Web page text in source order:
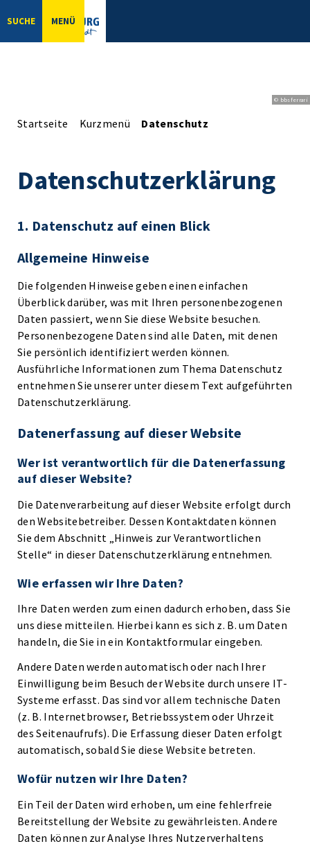
SUCHE MENÜ
© bbsferrari
Startseite Kurzmenü Datenschutz
Datenschutzerklärung
1. Datenschutz auf einen Blick
Allgemeine Hinweise
Die folgenden Hinweise geben einen einfachen
Überblick darüber, was mit Ihren personenbezogenen
Daten passiert, wenn Sie diese Website besuchen.
Personenbezogene Daten sind alle Daten, mit denen
Sie persönlich identifiziert werden können.
Ausführliche Informationen zum Thema Datenschutz
entnehmen Sie unserer unter diesem Text aufgeführten
Datenschutzerklärung.
Datenerfassung auf dieser Website
Wer ist verantwortlich für die Datenerfassung
auf dieser Website?
Die Datenverarbeitung auf dieser Website erfolgt durch
den Websitebetreiber. Dessen Kontaktdaten können
Sie dem Abschnitt „Hinweis zur Verantwortlichen
Stelle“ in dieser Datenschutzerklärung entnehmen.
Wie erfassen wir Ihre Daten?
Ihre Daten werden zum einen dadurch erhoben, dass Sie
uns diese mitteilen. Hierbei kann es sich z. B. um Daten
handeln, die Sie in ein Kontaktformular eingeben.
Andere Daten werden automatisch oder nach Ihrer
Einwilligung beim Besuch der Website durch unsere IT-
Systeme erfasst. Das sind vor allem technische Daten
(z. B. Internetbrowser, Betriebssystem oder Uhrzeit
des Seitenaufrufs). Die Erfassung dieser Daten erfolgt
automatisch, sobald Sie diese Website betreten.
Wofür nutzen wir Ihre Daten?
Ein Teil der Daten wird erhoben, um eine fehlerfreie
Bereitstellung der Website zu gewährleisten. Andere
Daten können zur Analyse Ihres Nutzerverhaltens